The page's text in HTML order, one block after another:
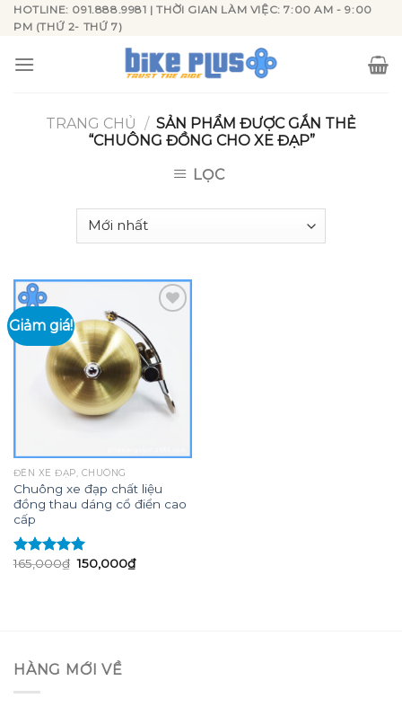
Skip
content
HOTLINE: 091.888.9981 | THỜI GIAN LÀM VIỆC: 7:00 AM - 9:00
PM (THỨ 2- THỨ 7)
TRANG CHỦ / SẢN PHẨM ĐƯỢC GẮN THẺ
“CHUÔNG ĐỒNG CHO XE ĐẠP”
LỌC
Giảm giá!
Add to
wishlist
ĐÈN XE ĐẠP, CHUÔNG
Chuông xe đạp chất liệu
đồng thau dáng cổ điển cao
cấp
Được xếp
165,000₫ Giá
gốc
150,000₫Giá
hiện
HÀNG MỚI VỀ